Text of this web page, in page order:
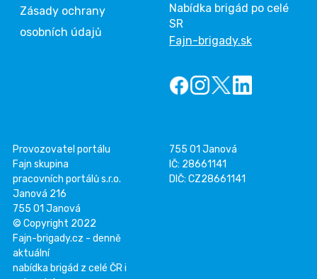
Zásady ochrany
osobních údajů
Nabídka brigád po celé
SR
Fajn-brigady.sk
Provozovatel portálu
Fajn skupina
pracovních portálů s.r.o.
Janová 216
755 01 Janová
755 01 Janová
IČ: 28661141
DIČ: CZ28661141
© Copyright 2022
Fajn-brigady.cz - denně
aktuální
nabídka brigád z celé ČR i